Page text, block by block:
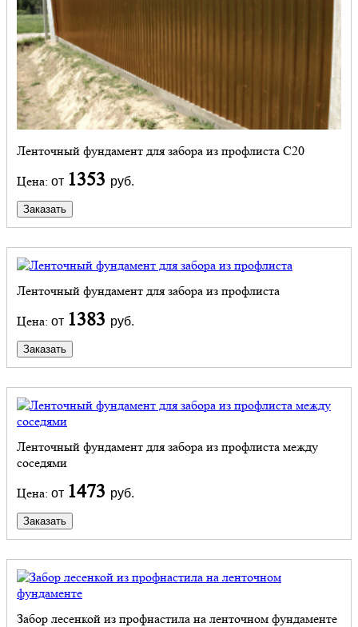
Ленточный фундамент для забора из профлиста С20
Цена: от 1353 руб.
Заказать
Ленточный фундамент для забора из профлиста
Цена: от 1383 руб.
Заказать
Ленточный фундамент для забора из профлиста между
соседями
Цена: от 1473 руб.
Заказать
Забор лесенкой из профнастила на ленточном фундаменте